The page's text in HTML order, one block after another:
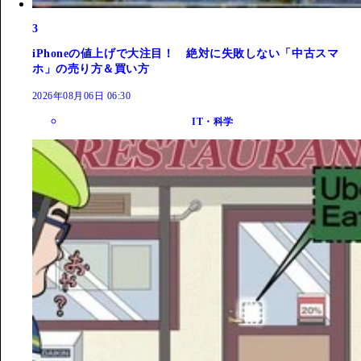
3
iPhoneの値上げで大注目！ 絶対に失敗しない「中古スマ
ホ」の売り方＆買い方
2026年08月06日 06:30
IT・科学